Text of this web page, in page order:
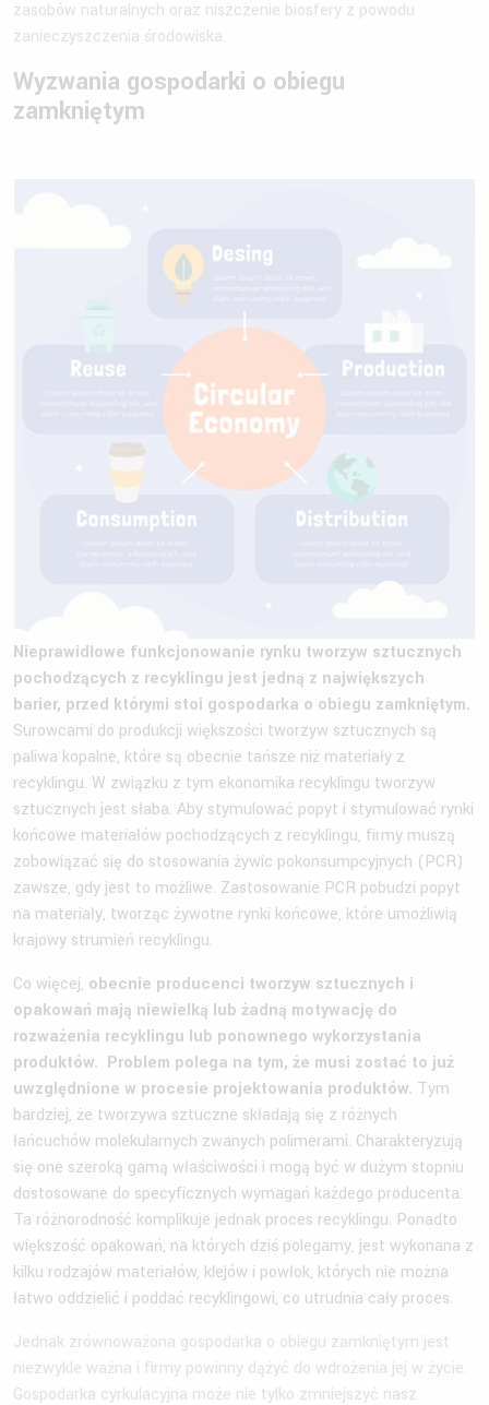
zasobów naturalnych oraz niszczenie biosfery z powodu
zanieczyszczenia środowiska.
Wyzwania gospodarki o obiegu
zamkniętym
Nieprawidłowe funkcjonowanie rynku tworzyw sztucznych
pochodzących z recyklingu jest jedną z największych
barier, przed którymi stoi gospodarka o obiegu zamkniętym.
Surowcami do produkcji większości tworzyw sztucznych są
paliwa kopalne, które są obecnie tańsze niż materiały z
recyklingu. W związku z tym ekonomika recyklingu tworzyw
sztucznych jest słaba. Aby stymulować popyt i stymulować rynki
końcowe materiałów pochodzących z recyklingu, firmy muszą
zobowiązać się do stosowania żywic pokonsumpcyjnych (PCR)
zawsze, gdy jest to możliwe. Zastosowanie PCR pobudzi popyt
na materiały, tworząc żywotne rynki końcowe, które umożliwią
krajowy strumień recyklingu.
Co więcej, obecnie producenci tworzyw sztucznych i
opakowań mają niewielką lub żadną motywację do
rozważenia recyklingu lub ponownego wykorzystania
produktów. Problem polega na tym, że musi zostać to już
uwzględnione w procesie projektowania produktów. Tym
bardziej, że tworzywa sztuczne składają się z różnych
łańcuchów molekularnych zwanych polimerami. Charakteryzują
się one szeroką gamą właściwości i mogą być w dużym stopniu
dostosowane do specyficznych wymagań każdego producenta.
Ta różnorodność komplikuje jednak proces recyklingu. Ponadto
większość opakowań, na których dziś polegamy, jest wykonana z
kilku rodzajów materiałów, klejów i powłok, których nie można
łatwo oddzielić i poddać recyklingowi, co utrudnia cały proces.
Jednak zrównoważona gospodarka o obiegu zamkniętym jest
niezwykle ważna i firmy powinny dążyć do wdrożenia jej w życie.
Gospodarka cyrkulacyjna może nie tylko zmniejszyć nasz